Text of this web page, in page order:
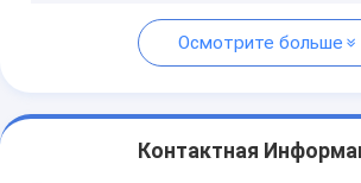
Осмотрите больше
Контактная